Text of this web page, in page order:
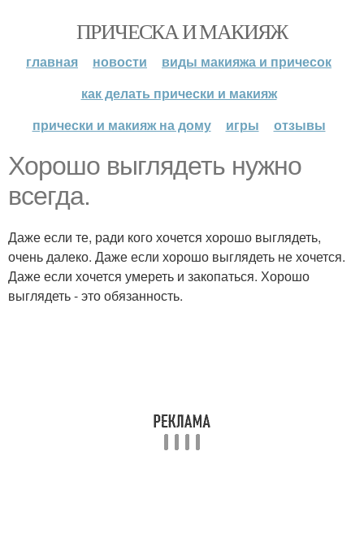
ПРИЧЕСКА И МАКИЯЖ
главная новости
виды макияжа и причесок
как делать прически и макияж
прически и макияж на дому
игры отзывы
Хорошо выглядеть нужно
всегда.
Даже если те, ради кого хочется хорошо выглядеть,
очень далеко. Даже если хорошо выглядеть не хочется.
Даже если хочется умереть и закопаться. Хорошо
выглядеть - это обязанность.